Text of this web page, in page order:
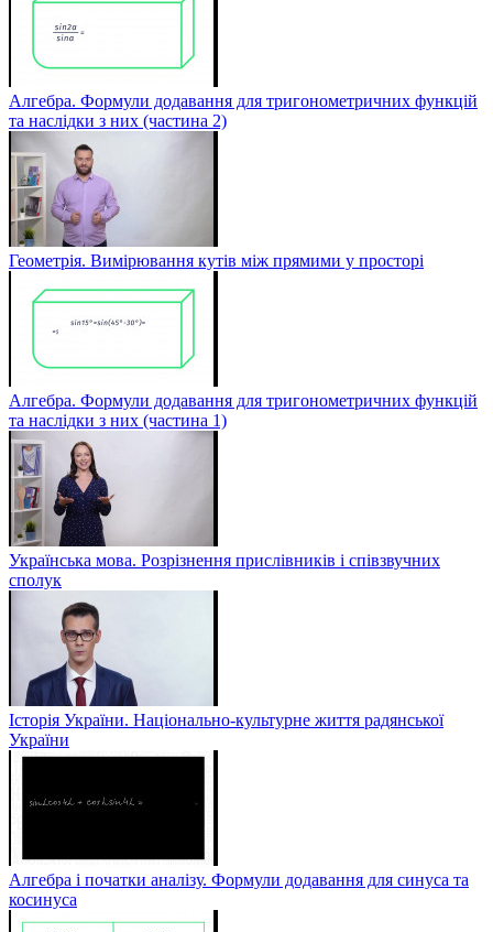
Алгебра. Формули додавання для тригонометричних функцій
та наслідки з них (частина 2)
Геометрія. Вимірювання кутів між прямими у просторі
Алгебра. Формули додавання для тригонометричних функцій
та наслідки з них (частина 1)
Українська мова. Розрізнення прислівників і співзвучних
сполук
Історія України. Національно-культурне життя радянської
України
Алгебра і початки аналізу. Формули додавання для синуса та
косинуса